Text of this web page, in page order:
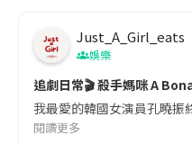
Just_A_Girl_eats
娛樂
追劇日常🎬 殺手媽咪 A
我最愛的韓國女演員孔曉
閱讀更多